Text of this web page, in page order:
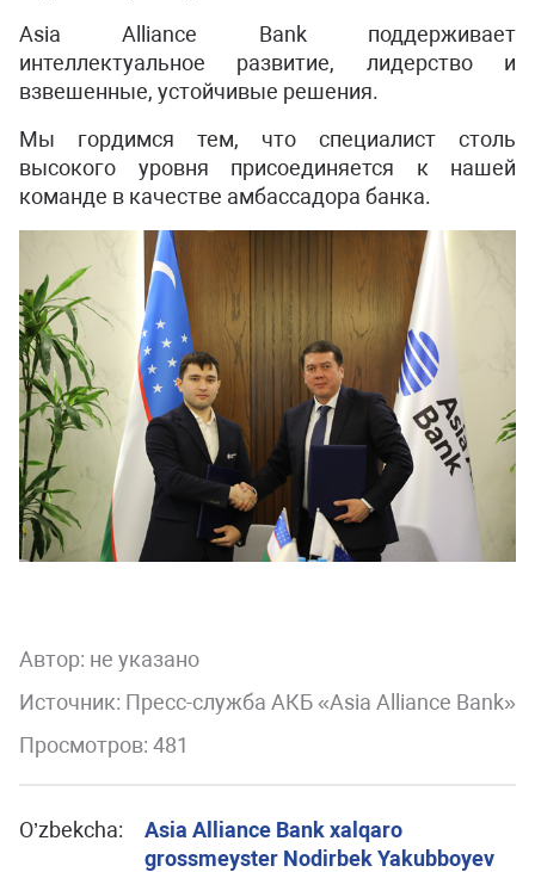
Asia Alliance Bank поддерживает
интеллектуальное развитие, лидерство и
взвешенные, устойчивые решения.
Мы гордимся тем, что специалист столь
высокого уровня присоединяется к нашей
команде в качестве амбассадора банка.
Автор: не указано
Источник: Пресс-служба АКБ «Asia Alliance Bank»
Просмотров: 481
O’zbekcha:
Asia Alliance Bank xalqaro
grossmeyster Nodirbek Yakubboyev